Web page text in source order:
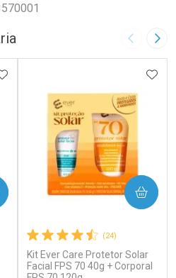
Imagem
AOS FAVORITOS
(24)
Kit Ever Care Protetor Solar
Facial FPS 70 40g + Corporal
COMPRAR